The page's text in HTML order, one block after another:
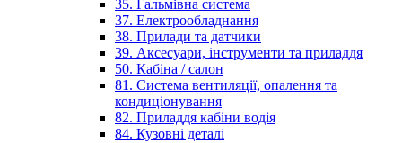
35. Гальмівна система
37. Електрообладнання
38. Прилади та датчики
39. Аксесуари, інструменти та приладдя
50. Кабіна / салон
81. Система вентиляції, опалення та
кондиціонування
82. Приладдя кабіни водія
84. Кузовні деталі